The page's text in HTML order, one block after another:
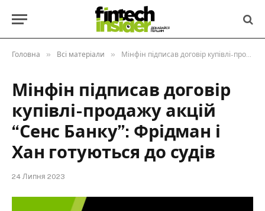
Головна » Всі матеріали » Мінфін підписав договір купівлі-продажу акцій “Сенс Банку”: Фрідман і Хан готуються до судів
Мінфін підписав договір
купівлі-продажу акцій
“Сенс Банку”: Фрідман і
Хан готуються до судів
24 Липня 2023